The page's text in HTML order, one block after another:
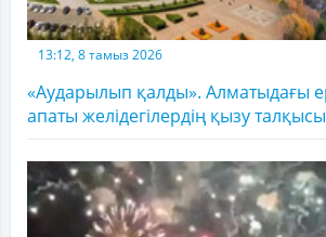
13:12, 8 тамыз 2026
«Аударылып қалды». Алматыдағы
апаты желідегілердің қызу